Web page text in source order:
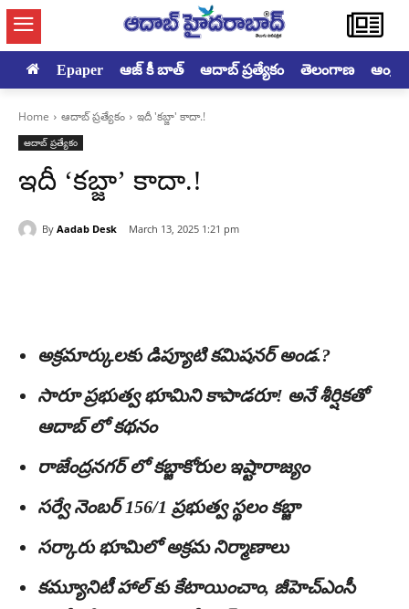
Epaper ఆజ్ కీ బాత్ ఆదాబ్ ప్రత్యేకం తెలంగాణ
Home ఆదాబ్ ప్రత్యేకం ఇదీ 'కబ్జా' కాదా.!
ఆదాబ్ ప్రత్యేకం
ఇదీ ‘కబ్జా’ కాదా.!
By Aadab Desk March 13, 2025 1:21 pm
అక్రమార్కులకు డిప్యూటి క‌మిష‌న‌ర్ అండ.?
సారూ ప్రభుత్వ భూమిని కాపాడరూ! అనే శీర్షిక‌తో
ఆదాబ్ లో క‌థ‌నం
రాజేంద్ర‌న‌గ‌ర్ లో కబ్జాకోరుల ఇష్టారాజ్యం
స‌ర్వే నెంబ‌ర్ 156/1 ప్ర‌భుత్వ స్థ‌లం క‌బ్జా
సర్కారు భూమిలో అక్రమ నిర్మాణాలు
క‌మ్యూనిటీ హాల్ కు కేటాయించాం, జీహెచ్ఎంసీ